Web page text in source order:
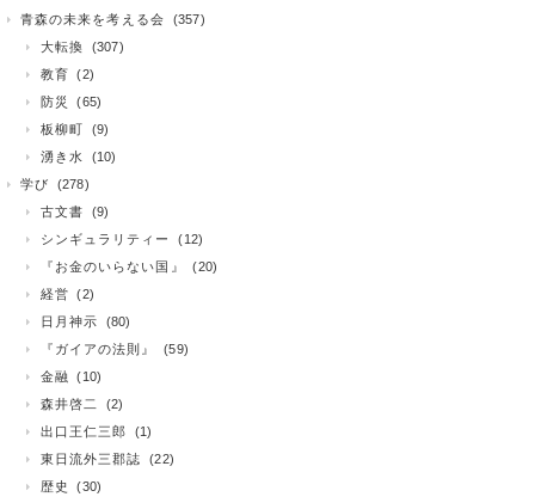
青森の未来を考える会
(357)
大転換
(307)
教育 (2)
防災
(65)
板柳町
(9)
湧き水
(10)
学び
(278)
古文書
(9)
シンギュラリティー
(12)
『お金のいらない国』
(20)
経営 (2)
日月神示
(80)
『ガイアの法則』
(59)
金融
(10)
森井啓二
(2)
出口王仁三郎
(1)
東日流外三郡誌
(22)
歴史
(30)